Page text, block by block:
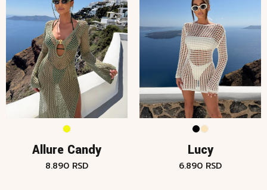
Allure Candy
8.890 RSD
Lucy
6.890 RSD